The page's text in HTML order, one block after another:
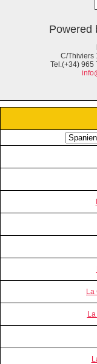
La
Powered
C/Thiviers
Tel.(+34) 965